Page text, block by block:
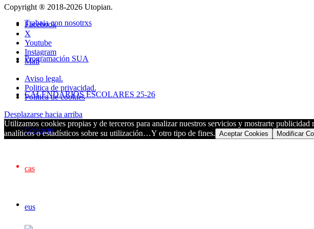
Trabaja con nosotrxs
Programación SUA
CALENDARIOS ESCOLARES 25-26
Contacto
cas
eus
Copyright ® 2018-2026 Utopian.
Facebook
X
Youtube
Instagram
Mail
Aviso legal.
Politica de privacidad.
Política de cookies
Desplazarse hacia arriba
Utilizamos cookies propias y de terceros para analizar nuestros servicios y mostrarte
analíticos o estadísticos sobre su utilización…Y otro tipo de fines. Aceptar Cookies Modificar